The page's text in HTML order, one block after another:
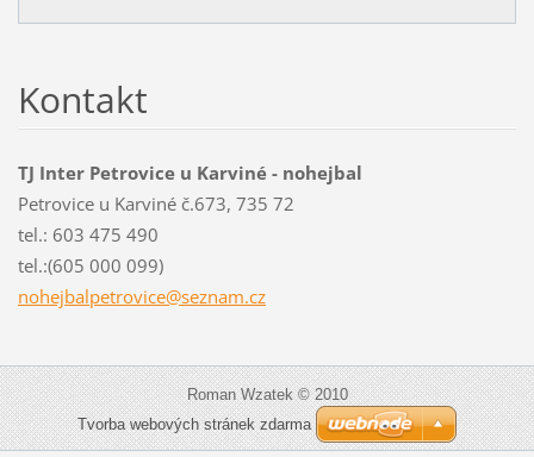
Kontakt
TJ Inter Petrovice u Karviné - nohejbal
Petrovice u Karviné č.673, 735 72
tel.: 603 475 490
tel.:(605 000 099)
nohejbalpetrovice@seznam.cz
Roman Wzatek © 2010
Tvorba webových stránek zdarma